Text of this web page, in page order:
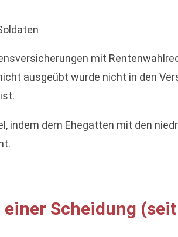
mit
ausgeübt wurde nicht in den
indem dem Ehegatten mit den
Scheidung